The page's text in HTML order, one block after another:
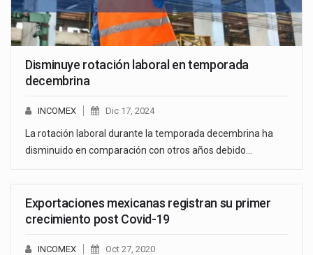
Disminuye rotación laboral en temporada
decembrina
INCOMEX Dic 17, 2024
La rotación laboral durante la temporada decembrina ha
disminuido en comparación con otros años debido…
Exportaciones mexicanas registran su primer
crecimiento post Covid-19
INCOMEX Oct 27, 2020